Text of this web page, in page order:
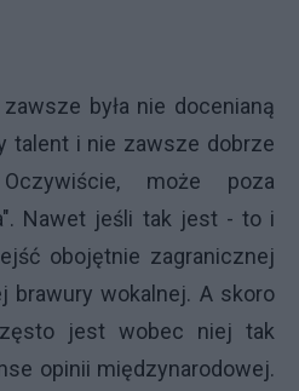
była nie docenianą
talent i nie zawsze dobrze
może poza
Nawet jeśli tak jest - to i
obojętnie zagranicznej
brawury wokalnej. A skoro
jest wobec niej tak
opinii międzynarodowej.